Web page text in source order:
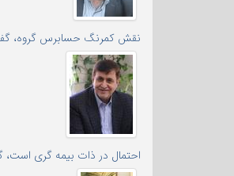
نقش کمرنگ حسابرس گروه،
احتمال در ذات بیمه گری است،